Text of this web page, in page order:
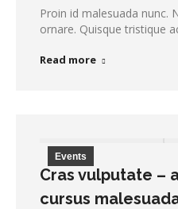
Proin id malesuada nunc.
ornare. Quisque tristique
Read more
Events
Cras vulputate –
cursus